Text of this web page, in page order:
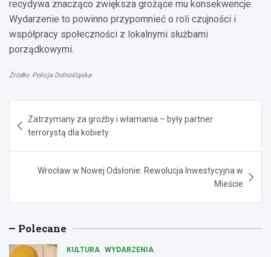
recydywa znacząco zwiększa grożące mu konsekwencje.
Wydarzenie to powinno przypomnieć o roli czujności i
współpracy społeczności z lokalnymi służbami
porządkowymi.
Źródło: Policja Dolnośląska
wpisu
Zatrzymany za groźby i włamania – były partner
terrorystą dla kobiety
Wrocław w Nowej Odsłonie: Rewolucja Inwestycyjna w
Mieście
Polecane
KULTURA WYDARZENIA